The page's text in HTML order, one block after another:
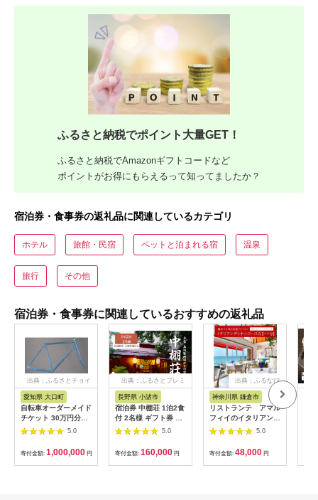
ふるさと納税でポイント大量GET！
ふるさと納税でAmazonギフトコードなど
ポイントがお得にもらえるって知ってましたか？
宿泊券・食事券の返礼品に関連しているカテゴリ
ホテル 旅館・民宿 ペットと泊まれる宿 温泉
旅行 その他
宿泊券・食事券に関連しているおすすめの返礼品
出典：ふるさとチョイ
愛知県 大口町
自転車オーダーメイド
チケット 30万円分
【1360365】
5.0
寄付金額: 1,000,000 円
出典：ふるさとプレミ
長野県 小諸市
宿泊券 中棚荘 1泊2食
付 2名様 ギフト券 チ
ケット 券 宿泊 旅行
5.0
寄付金額: 160,000 円
出典：ふるなび
神奈川県 鎌倉市
リストランテ アマル
フィイのイタリアンデ
ィナーコースA ペア
5.0
寄付金額: 48,000 円